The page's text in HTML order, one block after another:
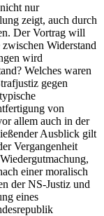
nur
zeigt, auch durch
Der Vortrag will
Widerstand
wird
Welches waren
gegen
von
allem auch in der
Ausblick gilt
Vergangenheit
einer moralisch
der NS-Justiz und
eines